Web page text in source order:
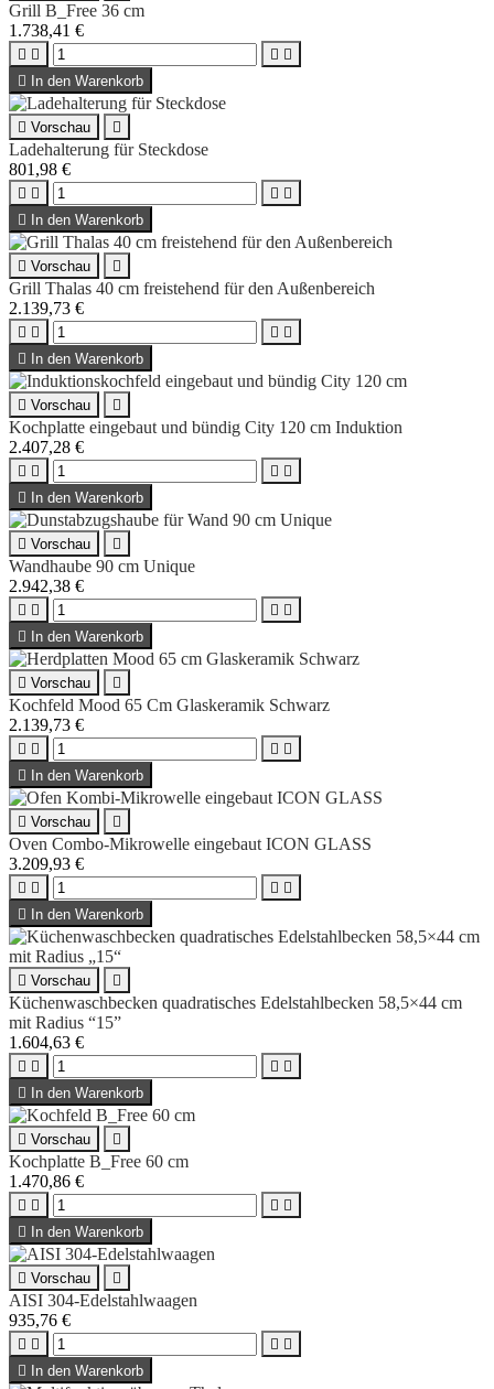
Grill B_Free 36 cm
1.738,41 €
   

In den Warenkorb
 Vorschau 
Ladehalterung für Steckdose
801,98 €
   

In den Warenkorb
 Vorschau 
Grill Thalas 40 cm freistehend für den Außenbereich
2.139,73 €
   

In den Warenkorb
 Vorschau 
Kochplatte eingebaut und bündig City 120 cm Induktion
2.407,28 €
   

In den Warenkorb
 Vorschau 
Wandhaube 90 cm Unique
2.942,38 €
   

In den Warenkorb
 Vorschau 
Kochfeld Mood 65 Cm Glaskeramik Schwarz
2.139,73 €
   

In den Warenkorb
 Vorschau 
Oven Combo-Mikrowelle eingebaut ICON GLASS
3.209,93 €
   

In den Warenkorb
 Vorschau 
Küchenwaschbecken quadratisches Edelstahlbecken 58,5×44 cm
mit Radius “15”
1.604,63 €
   

In den Warenkorb
 Vorschau 
Kochplatte B_Free 60 cm
1.470,86 €
   

In den Warenkorb
 Vorschau 
AISI 304-Edelstahlwaagen
935,76 €
   

In den Warenkorb